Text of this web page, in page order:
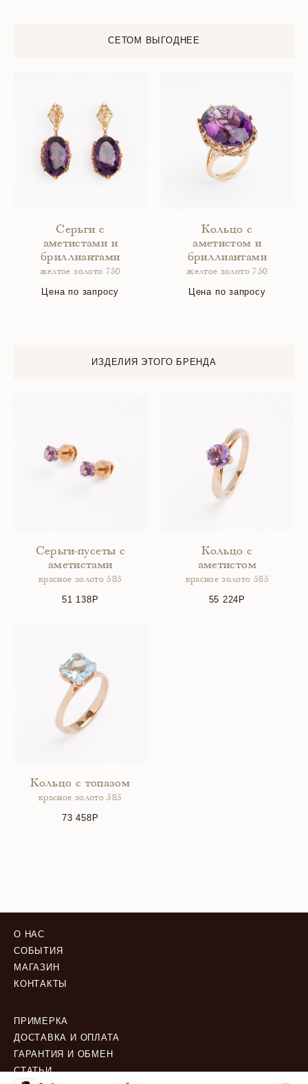
СЕТОМ ВЫГОДНЕЕ
Серьги с
аметистами и
бриллиантами
желтое золото 750
Цена по запросу
Кольцо с
аметистом и
бриллиантами
желтое золото 750
Цена по запросу
ИЗДЕЛИЯ ЭТОГО БРЕНДА
Серьги-пусеты с
аметистами
красное золото 585
51 138
Кольцо с
аметистом
красное золото 585
55 224
Кольцо с топазом
красное золото 585
73 458
О НАС
СОБЫТИЯ
МАГАЗИН
КОНТАКТЫ
ПРИМЕРКА
ДОСТАВКА И ОПЛАТА
ГАРАНТИЯ И ОБМЕН
СТАТЬИ